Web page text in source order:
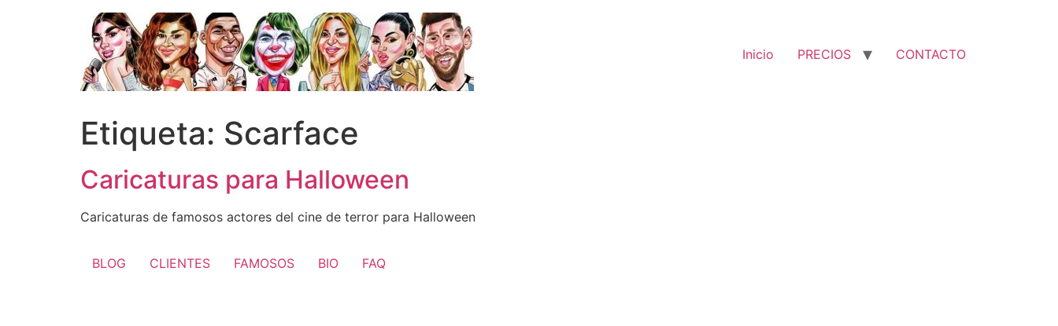
Inicio PRECIOS CONTACTO
Etiqueta: Scarface
Caricaturas para Halloween
Caricaturas de famosos actores del cine de terror para Halloween
BLOG CLIENTES FAMOSOS BIO FAQ